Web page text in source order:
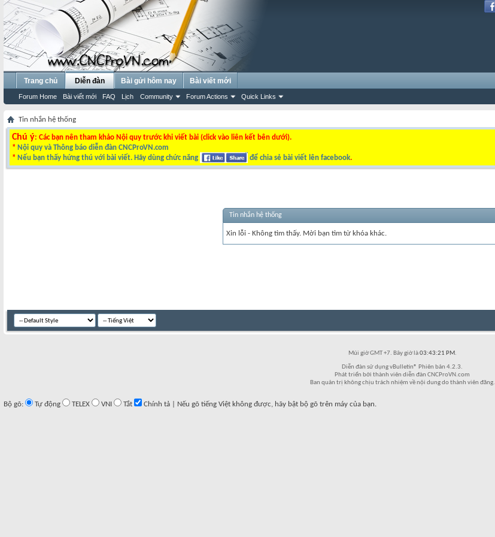
Trang chủ Diễn đàn
Forum Home Bài viết mới FAQ Lịch Community Forum Actions Quick Links
Bài gửi hôm nay Bài viết mới
Tin nhắn hệ thống
Chú ý: Các bạn nên tham khảo Nội quy trước khi viết bài (click vào liên kết bên dưới).
* Nội quy và Thông báo diễn đàn CNCProVN.com
* Nếu bạn thấy hứng thú với bài viết. Hãy dùng chức năng để chia sẻ bài viết lên facebook.
Tin nhắn hệ thống
Xin lỗi - Không tìm thấy. Mời bạn tìm từ khóa khác.
Múi giờ GMT +7. Bây giờ là03:43:21 PM.
Diễn đàn sử dụng vBulletin® Phiên bản 4.2.3.
Phát triển bởi thành viên diễn đàn CNCProVN.com
Ban quản trị không chịu trách nhiệm về nội dung do thành viên đăng.
Bộ gõ: Tự động TELEX VNI Tắt Chính tả | Nếu gõ tiếng Việt không được, hãy bật bộ gõ trên máy của bạn.